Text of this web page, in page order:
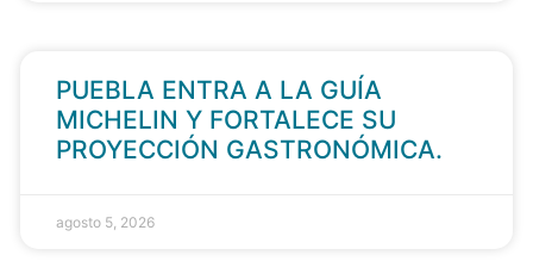
PUEBLA ENTRA A LA GUÍA
MICHELIN Y FORTALECE SU
PROYECCIÓN GASTRONÓMICA.
agosto 5, 2026